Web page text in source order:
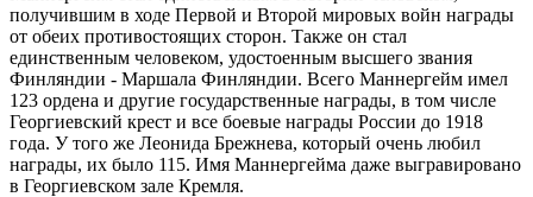
получившим в ходе Первой и Второй мировых войн награды
от обеих противостоящих сторон. Также он стал
единственным человеком, удостоенным высшего звания
Финляндии - Маршала Финляндии. Всего Маннергейм имел
123 ордена и другие государственные награды, в том числе
Георгиевский крест и все боевые награды России до 1918
года. У того же Леонида Брежнева, который очень любил
награды, их было 115. Имя Маннергейма даже выгравировано
в Георгиевском зале Кремля.